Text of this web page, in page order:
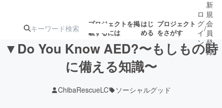
プロジェクトを掲
載するには
はじ
める
プロジェクト
をさがす
ターン
ジェクト
ロジェクト
ロ
グ
イ
ン
/
新
規
会
員
登
録
▼Do You Know AED?〜もしもの時
に備える知識〜
ChibaRescueLC ソーシャルグッド